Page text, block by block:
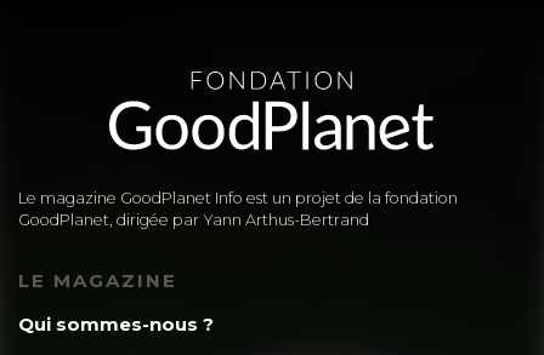
Le magazine GoodPlanet Info est un projet de la fondation
GoodPlanet, dirigée par Yann Arthus-Bertrand
LE MAGAZINE
Qui sommes-nous ?